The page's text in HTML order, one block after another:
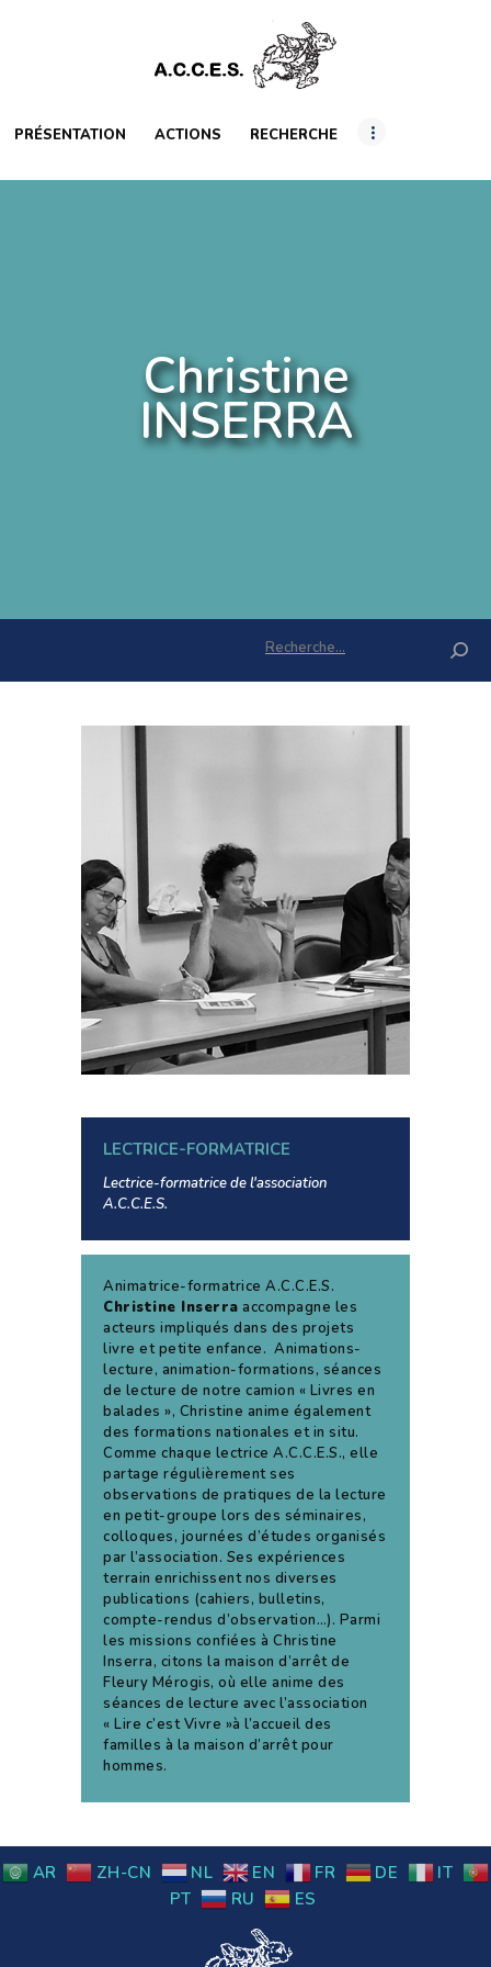
PRÉSENTATION ACTIONS RECHERCHE
Christine
INSERRA
PRÉSENTATION
ACTIONS
LECTRICE-FORMATRICE
Lectrice-formatrice de l'association
A.C.C.E.S.
Animatrice-formatrice A.C.C.E.S.
Christine Inserra accompagne les
acteurs impliqués dans des projets
livre et petite enfance. Animations-
lecture, animation-formations, séances
de lecture de notre camion « Livres en
balades », Christine anime également
des formations nationales et in situ.
Comme chaque lectrice A.C.C.E.S., elle
partage régulièrement ses
observations de pratiques de la lecture
en petit-groupe lors des séminaires,
colloques, journées d’études organisés
par l’association. Ses expériences
terrain enrichissent nos diverses
publications (cahiers, bulletins,
compte-rendus d’observation…). Parmi
les missions confiées à Christine
Inserra, citons la maison d’arrêt de
Fleury Mérogis, où elle anime des
séances de lecture avec l’association
« Lire c’est Vivre »à l’accueil des
familles à la maison d’arrêt pour
hommes.
AR ZH-CN NL EN FR DE
IT
PT
RU ES